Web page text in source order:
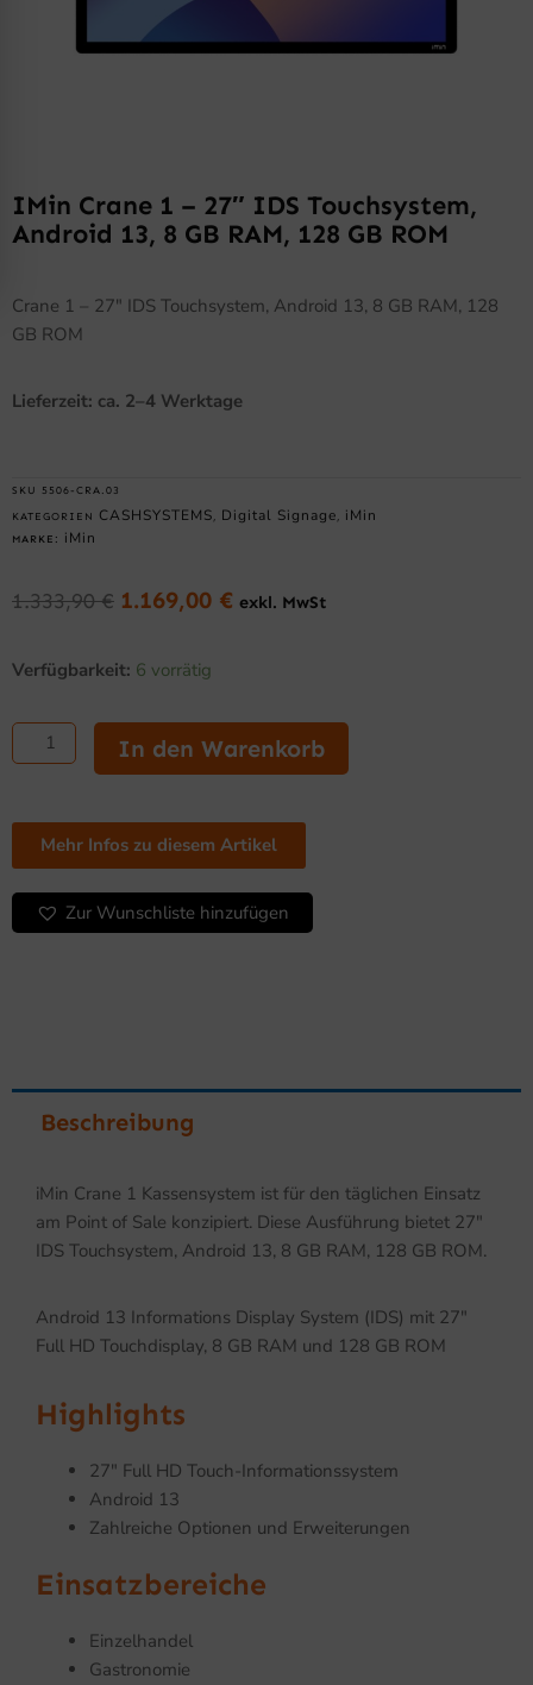
IMin Crane 1 – 27″ IDS Touchsystem,
Android 13, 8 GB RAM, 128 GB ROM
Crane 1 – 27″ IDS Touchsystem, Android 13, 8 GB RAM, 128
GB ROM
Lieferzeit: ca. 2–4 Werktage
SKU 5506-CRA.03
KATEGORIEN CASHSYSTEMS , Digital Signage , iMin
MARKE: iMin
1.333,90€ Ursprünglicher
war:
1.333,90 €
1.169,00 € Aktueller
exkl. MwSt
Verfügbarkeit: 6 vorrätig
Crane
–
27″
Android
GB
RAM,
In den Warenkorb
Mehr Infos zu diesem Artikel
Zur Wunschliste hinzufügen
Beschreibung
iMin Crane 1 Kassensystem ist für den täglichen Einsatz
am Point of Sale konzipiert. Diese Ausführung bietet 27″
IDS Touchsystem, Android 13, 8 GB RAM, 128 GB ROM.
Android 13 Informations Display System (IDS) mit 27″
Full HD Touchdisplay, 8 GB RAM und 128 GB ROM
Highlights
27″ Full HD Touch-Informationssystem
Android 13
Zahlreiche Optionen und Erweiterungen
Einsatzbereiche
Einzelhandel
Gastronomie